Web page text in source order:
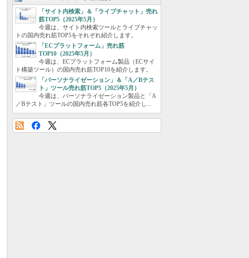
「サイト内検索」＆「ライブチャット」売れ
筋TOP5（2025年5月）
今週は、サイト内検索ツールとライブチャッ
トの国内売れ筋TOP5をそれぞれ紹介します。
「ECプラットフォーム」売れ筋
TOP10（2025年5月）
今週は、ECプラットフォーム製品（ECサイ
ト構築ツール）の国内売れ筋TOP10を紹介します。
「パーソナライゼーション」＆「A／Bテス
ト」ツール売れ筋TOP5（2025年5月）
今週は、パーソナライゼーション製品と「A
／Bテスト」ツールの国内売れ筋各TOP5を紹介し...